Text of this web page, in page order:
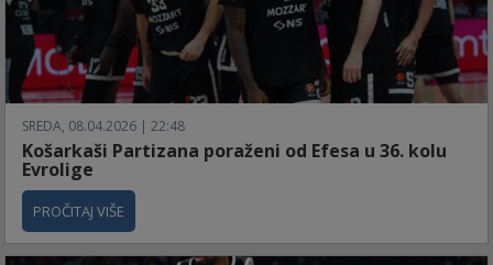
SREDA, 08.04.2026 | 22:48
Košarkaši Partizana poraženi od Efesa u 36. kolu
Evrolige
PROČITAJ VIŠE